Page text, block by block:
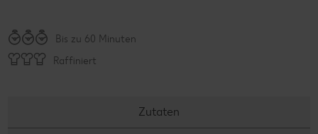
Bis zu 60 Minuten
Raffiniert
Zutaten